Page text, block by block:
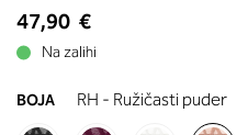
the
images
47,90 €
Na zalihi
BOJA RH - Ružičasti puder